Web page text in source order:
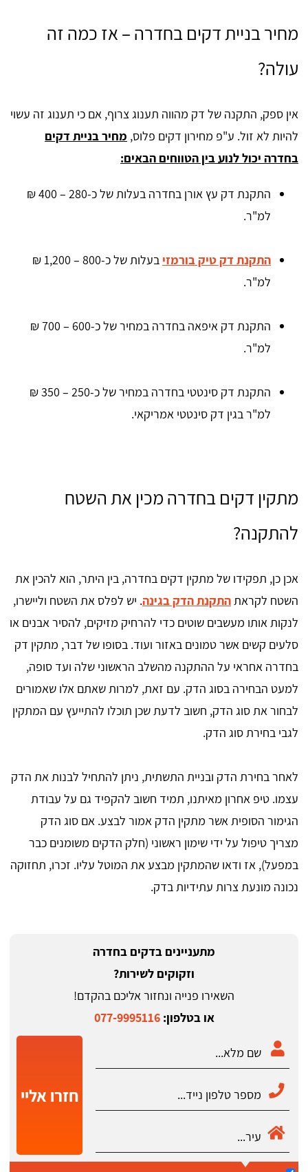
מחיר בניית דקים בחדרה – אז כמה זה
עולה?
אין ספק, התקנה של דק מהווה תענוג צרוף, אם כי תענוג זה עשוי
להיות לא זול. ע"פ מחירון דקים פלוס, מחיר בניית דקים
בחדרה יכול לנוע בין הטווחים הבאים:
התקנת דק עץ אורן בחדרה בעלות של כ-280 – 400 ₪
למ"ר.
התקנת דק טיק בורמזי
בעלות של כ-800 – 1,200 ₪
למ"ר.
התקנת דק איפאה בחדרה במחיר של כ-600 – 700 ₪
למ"ר.
התקנת דק סינטטי בחדרה במחיר של כ-250 – 350 ₪
למ"ר בגין דק סינטטי אמריקאי.
מתקין דקים בחדרה מכין את השטח
להתקנה?
אכן כן, תפקידו של מתקין דקים בחדרה, בין היתר, הוא להכין את
השטח לקראתהתקנת הדק בגינה. יש לפלס את השטח וליישרו,
לנקות אותו מעשבים שוטים כדי להרחיק מזיקים, להסיר אבנים או
סלעים קשים אשר טמונים באזור ועוד. בסופו של דבר, מתקין דק
בחדרה אחראי על ההתקנה מהשלב הראשוני שלה ועד סופה,
למעט הבחירה בסוג הדק. עם זאת, למרות שאתם אלו שאמורים
לבחור את סוג הדק, חשוב לדעת שכן תוכלו להתייעץ עם המתקין
לגבי בחירת סוג הדק.
לאחר בחירת הדק ובניית התשתית, ניתן להתחיל לבנות את הדק
עצמו. טיפ אחרון מאיתנו, תמיד חשוב להקפיד גם על עבודת
הגימור הסופית אשר מתקין הדק אמור לבצע. אם סוג הדק
מצריך טיפול על ידי שימון ראשוני (חלק הדקים משומנים כבר
במפעל), אז ודאו שהמתקין מבצע את המוטל עליו. זכרו, תחזוקה
נכונה מונעת צרות עתידיות בדק.
מתעניינים בדקים בחדרה
וזקוקים לשירות?
השאירו פנייה ונחזור אליכם בהקדם!
או בטלפון:077-9995116
חזרו אליי